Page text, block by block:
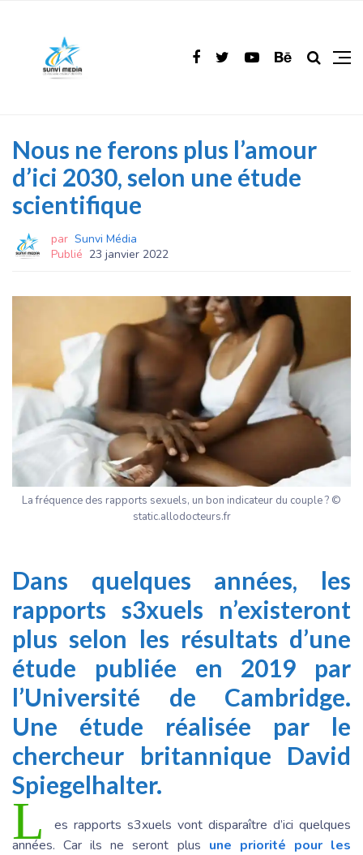
Nous ne ferons plus l’amour
d’ici 2030, selon une étude
scientifique
par Sunvi Média
Publié 23 janvier 2022
La fréquence des rapports sexuels, un bon indicateur du couple ? ©
static.allodocteurs.fr
Dans quelques années, les
rapports s3xuels n’existeront
plus selon les résultats d’une
étude publiée en 2019 par
l’Université de Cambridge.
Une étude réalisée par le
chercheur britannique David
Spiegelhalter.
L
es rapports s3xuels vont disparaître d’ici quelques
années. Car ils ne seront plus une priorité pour les